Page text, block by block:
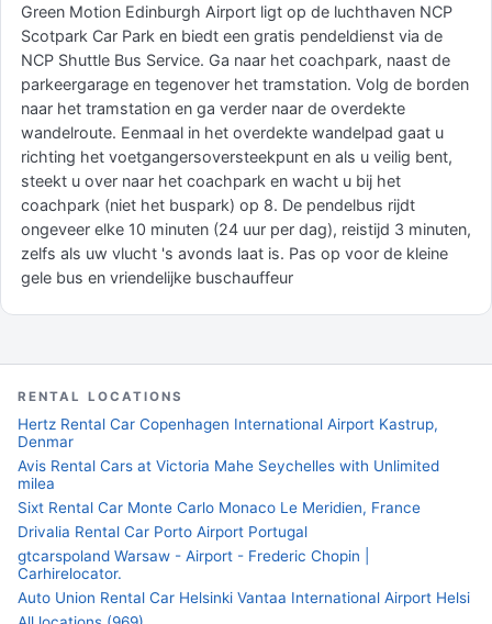
Green Motion Edinburgh Airport ligt op de luchthaven NCP
Scotpark Car Park en biedt een gratis pendeldienst via de
NCP Shuttle Bus Service. Ga naar het coachpark, naast de
parkeergarage en tegenover het tramstation. Volg de borden
naar het tramstation en ga verder naar de overdekte
wandelroute. Eenmaal in het overdekte wandelpad gaat u
richting het voetgangersoversteekpunt en als u veilig bent,
steekt u over naar het coachpark en wacht u bij het
coachpark (niet het buspark) op 8. De pendelbus rijdt
ongeveer elke 10 minuten (24 uur per dag), reistijd 3 minuten,
zelfs als uw vlucht 's avonds laat is. Pas op voor de kleine
gele bus en vriendelijke buschauffeur
RENTAL LOCATIONS
Hertz Rental Car Copenhagen International Airport Kastrup,
Denmar
Avis Rental Cars at Victoria Mahe Seychelles with Unlimited
milea
Sixt Rental Car Monte Carlo Monaco Le Meridien, France
Drivalia Rental Car Porto Airport Portugal
gtcarspoland Warsaw - Airport - Frederic Chopin |
Carhirelocator.
Auto Union Rental Car Helsinki Vantaa International Airport Helsi